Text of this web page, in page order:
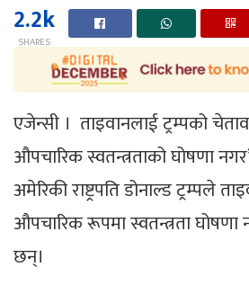
2.2k
SHARES
एजेन्सी । ताइवानलाई ट्रम्पको
औपचारिक स्वतन्त्रताको घोषणा
अमेरिकी राष्ट्रपति डोनाल्ड ट्रम्पले
औपचारिक रूपमा स्वतन्त्रता घोषणा
छन्।